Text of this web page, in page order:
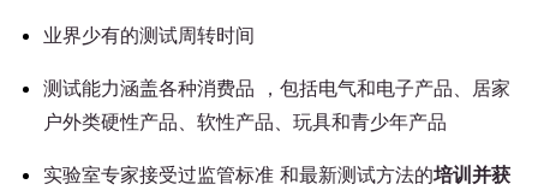
业界少有的测试周转时间
测试能力涵盖各种消费品 ，包括电气和电子产品、居家
户外类硬性产品、软性产品、玩具和青少年产品
实验室专家接受过监管标准 和最新测试方法的培训并获